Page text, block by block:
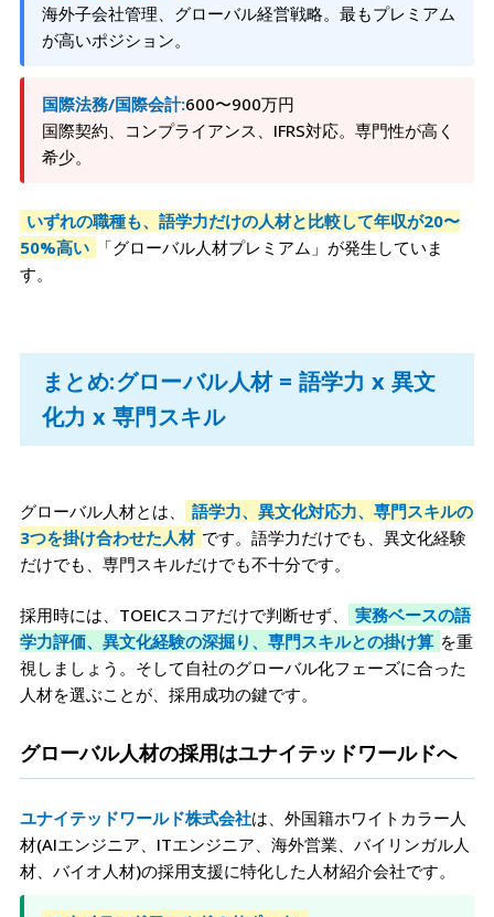
海外子会社管理、グローバル経営戦略。最もプレミアム
が高いポジション。
国際法務/国際会計:600〜900万円
国際契約、コンプライアンス、IFRS対応。専門性が高く
希少。
いずれの職種も、語学力だけの人材と比較して年収が20〜
50%高い
「グローバル人材プレミアム」が発生していま
す。
まとめ:グローバル人材 = 語学力 x 異文
化力 x 専門スキル
グローバル人材とは、
語学力、異文化対応力、専門スキルの
3つを掛け合わせた人材 です。語学力だけでも、異文化経験
だけでも、専門スキルだけでも不十分です。
採用時には、TOEICスコアだけで判断せず、
実務ベースの語
学力評価、異文化経験の深掘り、専門スキルとの掛け算 を重
視しましょう。そして自社のグローバル化フェーズに合った
人材を選ぶことが、採用成功の鍵です。
グローバル人材の採用はユナイテッドワールドへ
ユナイテッドワールド株式会社は、外国籍ホワイトカラー人
材(AIエンジニア、ITエンジニア、海外営業、バイリンガル人
材、バイオ人材)の採用支援に特化した人材紹介会社です。